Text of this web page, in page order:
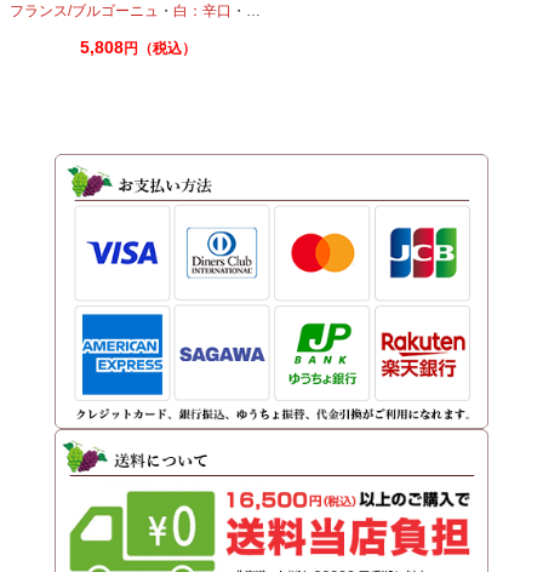
フランス/ブルゴーニュ ・ 白：辛口 ・ シャルドネ
5,808円（税込）